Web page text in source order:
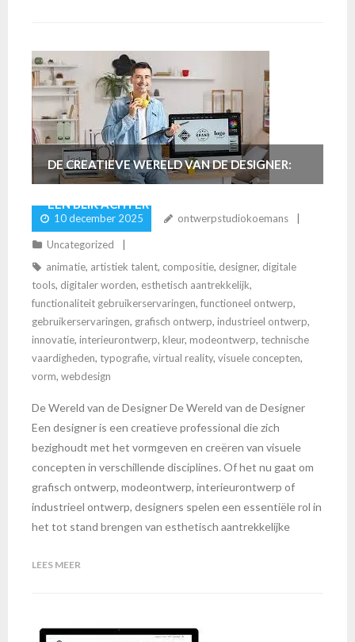
DE CREATIEVE WERELD VAN DE DESIGNER:
EEN BLIK ACHTER DE SCHERMEN
10 december 2025 ontwerpstudiokoemans
Uncategorized
animatie, artistiek talent, compositie, designer, digitale
tools, digitaler worden, esthetisch aantrekkelijk,
functionaliteit gebruikerservaringen, functioneel ontwerp,
gebruikerservaringen, grafisch ontwerp, industrieel ontwerp,
innovatie, interieurontwerp, kleur, modeontwerp, technische
vaardigheden, typografie, virtual reality, visuele concepten,
vorm, webdesign
De Wereld van de Designer De Wereld van de Designer
Een designer is een creatieve professional die zich
bezighoudt met het vormgeven en creëren van visuele
concepten in verschillende disciplines. Of het nu gaat om
grafisch ontwerp, modeontwerp, interieurontwerp of
industrieel ontwerp, designers spelen een essentiële rol in
het tot stand brengen van esthetisch aantrekkelijke
LEES MEER